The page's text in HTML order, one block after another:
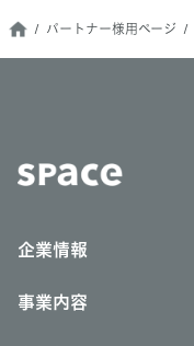
パートナー様用ページ
企業情報
事業内容